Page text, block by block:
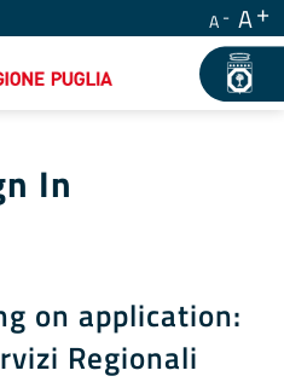
A A
In
on application:
Regionali